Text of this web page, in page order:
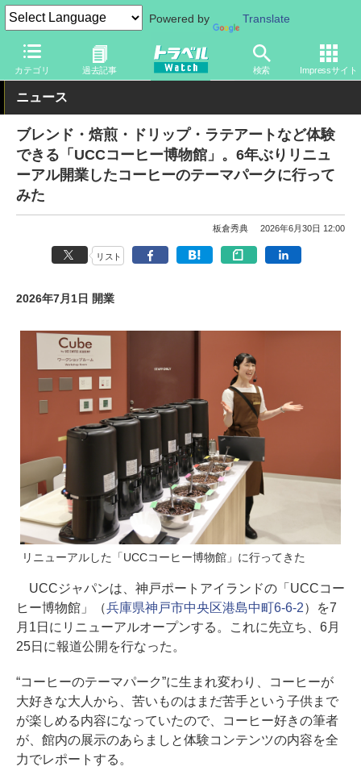
Powered by Translate
カテゴリ 過去記事 検索 Impressサイト
トラベル Watch 地域 国内旅行 兵庫
ニュース
ブレンド・焙煎・ドリップ・ラテアートなど体験
できる「UCCコーヒー博物館」。6年ぶりリニュ
ーアル開業したコーヒーのテーマパークに行って
みた
板倉秀典 2026年6月30日 12:00
リスト
2026年7月1日 開業
リニューアルした「UCCコーヒー博物館」に行ってきた
UCCジャパンは、神戸ポートアイランドの「UCCコー
ヒー博物館」（兵庫県神戸市中央区港島中町6-6-2）を7
月1日にリニューアルオープンする。これに先立ち、6月
25日に報道公開を行なった。
“コーヒーのテーマパーク”に生まれ変わり、コーヒーが
大好きな大人から、苦いものはまだ苦手という子供まで
が楽しめる内容になっていたので、コーヒー好きの筆者
が、館内の展示のあらましと体験コンテンツの内容を全
力でレポートする。